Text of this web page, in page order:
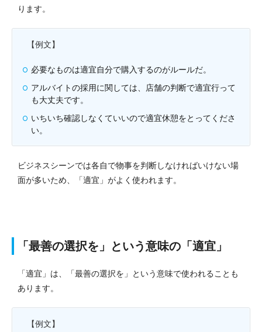
ります。
【例文】
必要なものは適宜自分で購入するのがルールだ。
アルバイトの採用に関しては、店舗の判断で適宜行って
も大丈夫です。
いちいち確認しなくていいので適宜休憩をとってくださ
い。
ビジネスシーンでは各自で物事を判断しなければいけない場
面が多いため、「適宜」がよく使われます。
「最善の選択を」という意味の「適宜」
「適宜」は、「最善の選択を」という意味で使われることも
あります。
【例文】